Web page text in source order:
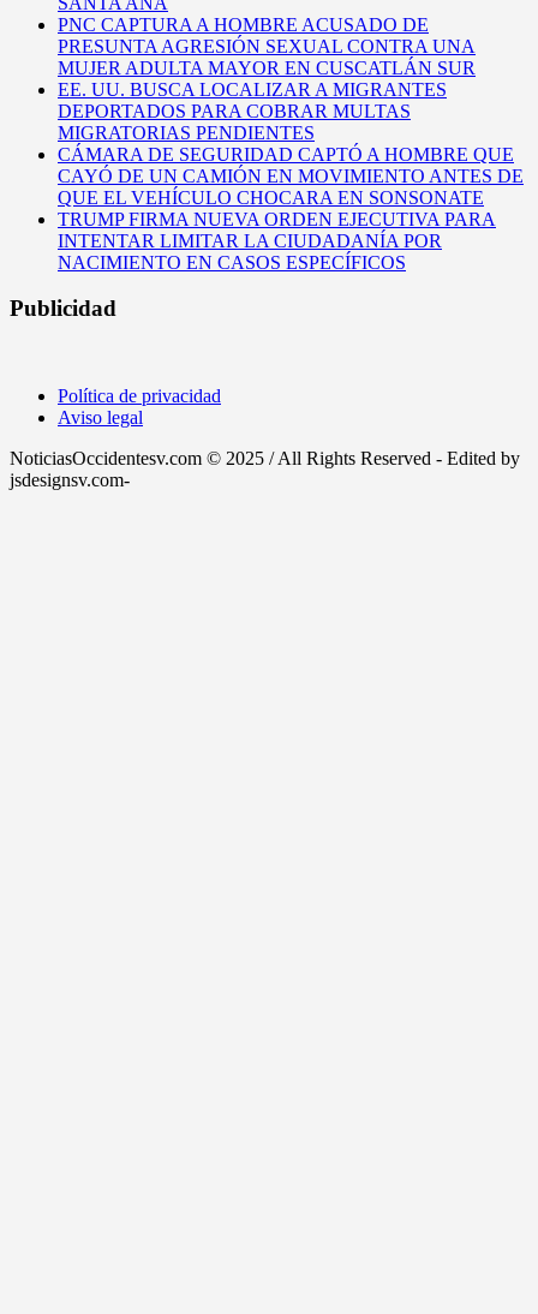
PNC CAPTURA A HOMBRE ACUSADO DE
PRESUNTA AGRESIÓN SEXUAL CONTRA UNA
MUJER ADULTA MAYOR EN CUSCATLÁN SUR
EE. UU. BUSCA LOCALIZAR A MIGRANTES
DEPORTADOS PARA COBRAR MULTAS
MIGRATORIAS PENDIENTES
CÁMARA DE SEGURIDAD CAPTÓ A HOMBRE QUE
CAYÓ DE UN CAMIÓN EN MOVIMIENTO ANTES DE
QUE EL VEHÍCULO CHOCARA EN SONSONATE
TRUMP FIRMA NUEVA ORDEN EJECUTIVA PARA
INTENTAR LIMITAR LA CIUDADANÍA POR
NACIMIENTO EN CASOS ESPECÍFICOS
Publicidad
Política de privacidad
Aviso legal
NoticiasOccidentesv.com © 2025 / All Rights Reserved - Edited by
jsdesignsv.com-